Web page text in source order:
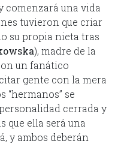
comenzará una vida
tuvieron que criar
su propia nieta tras
), madre de la
un fanático
gente con la mera
“hermanos” se
cerrada y
que ella será una
y ambos deberán